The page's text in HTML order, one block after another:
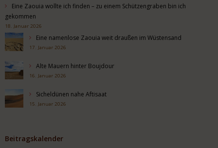
Eine Zaouia wollte ich finden – zu einem Schützengraben bin ich
gekommen
18. Januar 2026
Eine namenlose Zaouia weit draußen im Wüstensand
17. Januar 2026
Alte Mauern hinter Boujdour
16. Januar 2026
Sicheldünen nahe Aftisaat
15. Januar 2026
Beitragskalender